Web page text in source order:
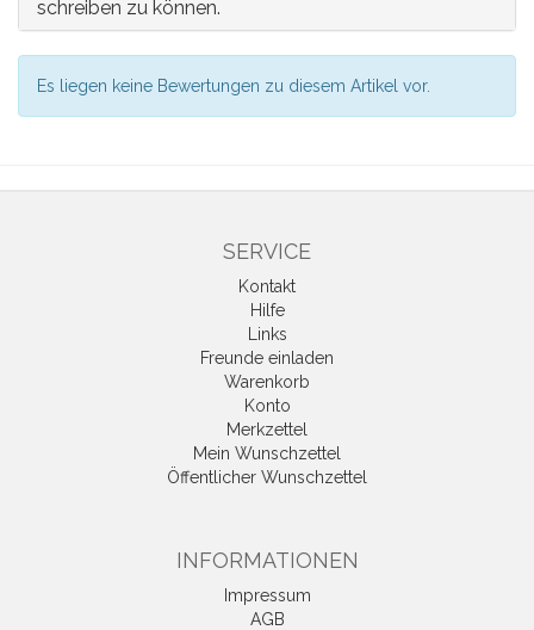
schreiben zu können.
Es liegen keine Bewertungen zu diesem Artikel vor.
SERVICE
Kontakt
Hilfe
Links
Freunde einladen
Warenkorb
Konto
Merkzettel
Mein Wunschzettel
Öffentlicher Wunschzettel
INFORMATIONEN
Impressum
AGB